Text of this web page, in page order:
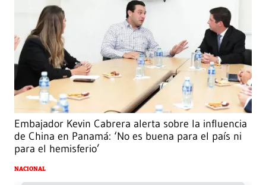
Embajador Kevin Cabrera alerta sobre la influencia
de China en Panamá: ‘No es buena para el país ni
para el hemisferio’
NACIONAL